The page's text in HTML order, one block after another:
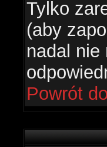
Tylko
(aby
nadal nie
Powrót